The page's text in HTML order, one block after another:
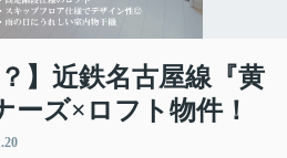
】近鉄名古屋線『黄
ーズ×ロフト物件！